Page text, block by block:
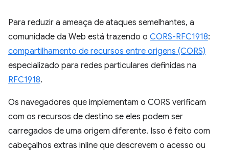
Para reduzir a ameaça de ataques semelhantes, a
comunidade da Web está trazendo o CORS-RFC1918:
compartilhamento de recursos entre origens (CORS)
especializado para redes particulares definidas na
RFC1918.
Os navegadores que implementam o CORS verificam
com os recursos de destino se eles podem ser
carregados de uma origem diferente. Isso é feito com
cabeçalhos extras inline que descrevem o acesso ou